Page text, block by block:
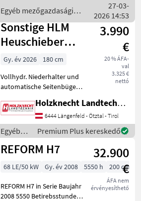
Egyéb mezőgazdasági
erőgépek / Reform
27-03-
2026 14:53
Sonstige HLM
Heuschieber
Type 1800 mit
hydr.
Niederhalter
3.990
€
20 % ÁFA-
val
3.325 €
nettó
Gy. év 2026
180 cm
Vollhydr. Niederhalter und
automatische Seitenbügel
Höhe 1250mm, Anbau
Kat1&2 10 Stk. Löffelzinken
länge 1400mm Zinken
(1xDW Steuergerät erfo
Holzknecht Landtechnik GmbH.
6444 Längenfeld - Ötztal - Tirol
Egyéb
mezőgazdasági
erőgépek
Sonstige
Premium Plus kereskedő
REFORM H7
32.900
€
ÁFA nem
érvényesíthető
68 LE/50 kW Gy. év 2008 5550 h 200 cm
REFORM H7 in Serie Baujahr
2008 5550 Betirebsstunden